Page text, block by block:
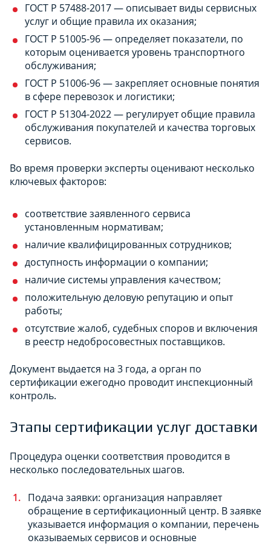
ГОСТ Р 57488-2017 — описывает виды сервисных
услуг и общие правила их оказания;
ГОСТ Р 51005-96 — определяет показатели, по
которым оценивается уровень транспортного
обслуживания;
ГОСТ Р 51006-96 — закрепляет основные понятия
в сфере перевозок и логистики;
ГОСТ Р 51304-2022 — регулирует общие правила
обслуживания покупателей и качества торговых
сервисов.
Во время проверки эксперты оценивают несколько
ключевых факторов:
соответствие заявленного сервиса
установленным нормативам;
наличие квалифицированных сотрудников;
доступность информации о компании;
наличие системы управления качеством;
положительную деловую репутацию и опыт
работы;
отсутствие жалоб, судебных споров и включения
в реестр недобросовестных поставщиков.
Документ выдается на 3 года, а орган по
сертификации ежегодно проводит инспекционный
контроль.
Этапы сертификации услуг доставки
Процедура оценки соответствия проводится в
несколько последовательных шагов.
Подача заявки: организация направляет
обращение в сертификационный центр. В заявке
указывается информация о компании, перечень
оказываемых сервисов и основные